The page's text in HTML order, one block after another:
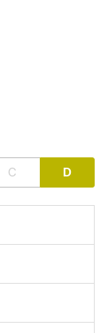
C D